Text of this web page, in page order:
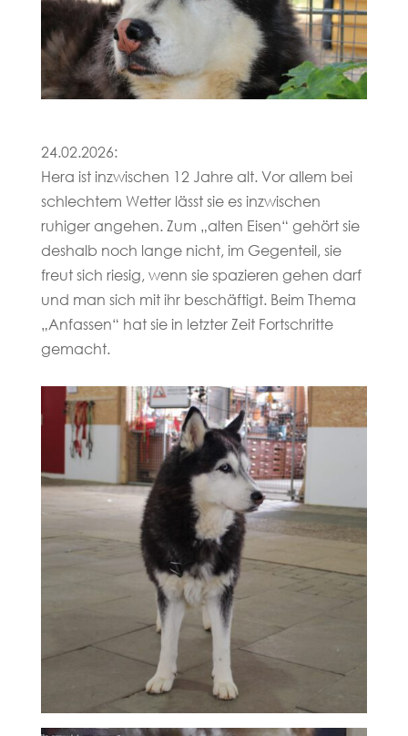
24.02.2026:
Hera ist inzwischen 12 Jahre alt. Vor allem bei
schlechtem Wetter lässt sie es inzwischen
ruhiger angehen. Zum „alten Eisen“ gehört sie
deshalb noch lange nicht, im Gegenteil, sie
freut sich riesig, wenn sie spazieren gehen darf
und man sich mit ihr beschäftigt. Beim Thema
„Anfassen“ hat sie in letzter Zeit Fortschritte
gemacht.